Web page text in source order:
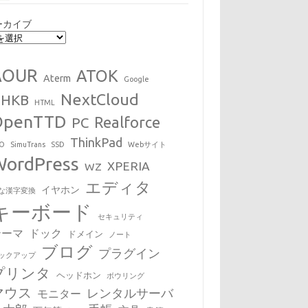
カイブ
Aterm ATOK Google
HTML NextCloud
PC Realforce
SimuTrans SSD ThinkPad Webサイト
WZ XPERIA
漢字変換 イヤホン エディタ
ーボード セキュリティ
マ ドック ドメイン ノート
クアップ ブログ プラグイン
リンタ ヘッドホン ボウリング
ウス モニター
レンタルサーバ